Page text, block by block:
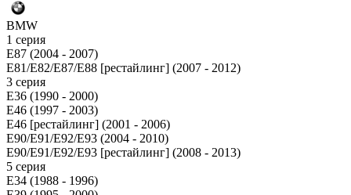
BMW
1 серия
E87 (2004 - 2007)
E81/E82/E87/E88 [рестайлинг] (2007 - 2012)
3 серия
E36 (1990 - 2000)
E46 (1997 - 2003)
E46 [рестайлинг] (2001 - 2006)
E90/E91/E92/E93 (2004 - 2010)
E90/E91/E92/E93 [рестайлинг] (2008 - 2013)
5 серия
E34 (1988 - 1996)